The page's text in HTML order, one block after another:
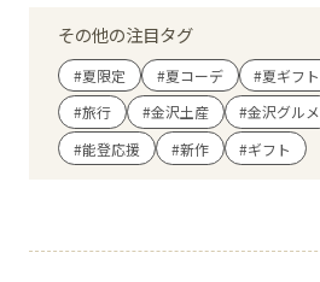
レストラン・カフェ
ショップニュース
アクセス・パーキング
その他の注目タグ
#夏限定 #夏コーデ #夏ギフト
#旅行
#金沢土産 #金沢グルメ
#能登応援
#新作 #ギフト